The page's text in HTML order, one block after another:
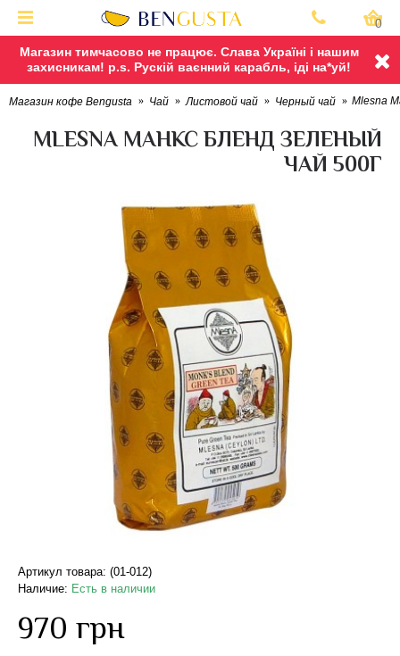
Магазин тимчасово не працює. Слава Україні і нашим
захисникам! p.s. Рускій ваєнний карабль, іді на*уй!
0
Магазин кофе Bengusta Чай Листовой чай Черный чай Mlesna
MLESNA МАНКС БЛЕНД ЗЕЛЕНЫЙ
ЧАЙ 500Г
Артикул товара: (01-012)
Наличие: Есть в наличии
970 грн